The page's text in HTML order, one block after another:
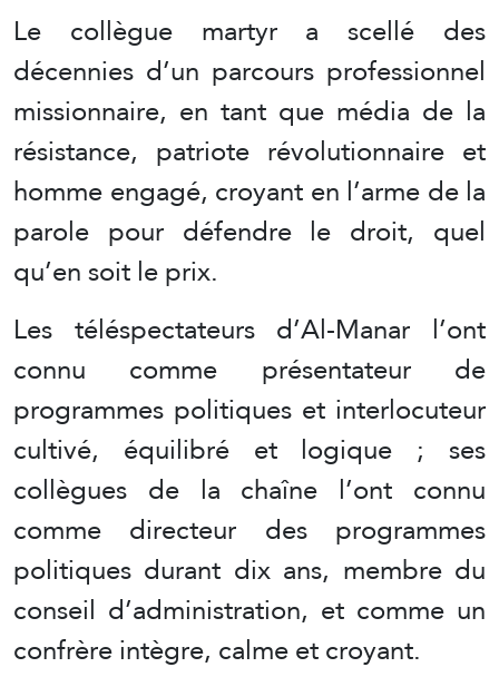
Le collègue martyr a scellé des
décennies d’un parcours professionnel
missionnaire, en tant que média de la
résistance, patriote révolutionnaire et
homme engagé, croyant en l’arme de la
parole pour défendre le droit, quel
qu’en soit le prix.
Les téléspectateurs d’Al-Manar l’ont
connu comme présentateur de
programmes politiques et interlocuteur
cultivé, équilibré et logique ; ses
collègues de la chaîne l’ont connu
comme directeur des programmes
politiques durant dix ans, membre du
conseil d’administration, et comme un
confrère intègre, calme et croyant.